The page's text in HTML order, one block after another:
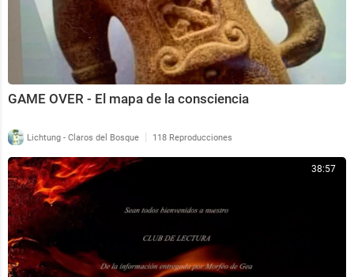
GAME OVER - El mapa de la consciencia
Lichtung - Claros del Bosque | 118 Reproducciones
38:57